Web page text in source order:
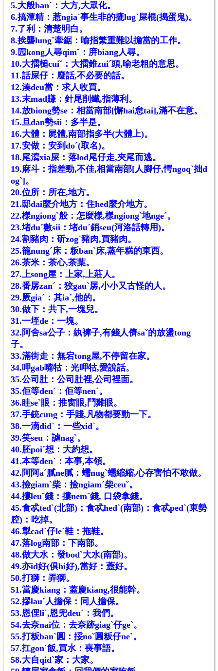
5.大般banˊ：大方,大眾化。
6.搞潭精：惹ngiaˋ事生非的摝lugˋ屎棍(搗蛋鬼)。
7.了利：清楚明白。
8.挨礱lungˇ牽鋸：喻指繁重難以擔當的工作。
9.囥kong人尋qimˇ： 庰biang人尋。
10.大擂槌cuiˇ：大擂錐zuiˊ頭,喻老粗的意思。
11.話屎仔：廢話,不必要的話。
12.湊deu當：求人收買。
13.末mad賺：針尾削鐵,指薄利。
14.放biong勢se：相當南部[懈hai怠tai],滿不在意。
15.旦dan勢sii：多半是。
16.大體：屍體,南部指多半(大體上)。
17.安做：安到doˊ(取名)。
18.尾瀉xia屎：落lod尾仔走,夾尾而逃。
19.麻斗：指差勁,不佳,相當南部[人腳仔,愕ngoqˋ拙d
ogˋ]。
20.位所：所在,地方。
21.邸dai麼介地方：住hed麼介地方。
22.樣ngiongˋ般：怎麼樣,樣ngiongˋ地ngeˊ。
23.堵duˊ數sii：堵duˊ銷seu(河洛話轉用)。
24.割豬肉：斫zogˋ豬肉,買豬肉。
25.籠nungˊ床：粄banˋ床,蒸年糕的東西。
26.茶米：茶心,茶葉。
27.上song屋：上家,上莊人。
28.番孱zanˊ：狡gauˋ孱,小小又古怪的人。
29.厥giaˊ：其iaˊ,他的。
30.做下：共下,一塊兒。
31.一垤de：一塊。
32.阿舍sa公子：紈褲子,有錢人儕saˇ的放盪tong
子。
33.滿街走：無宕tong屋,不停留在家。
34.呷gab嘴牯：光呷牯,愛說話。
35.公司肚：公司肚裡,公司裡面。
35.佢等denˊ：佢等nenˊ。
36.眭seˋ眼：推窗眼,鬥雞眼。
37.手銃cung：手賤,凡物都要動一下。
38.一滴didˋ：一些xidˋ。
39.笑seu：謔nagˋ。
40.胚poiˊ想：大約想。
41.本等denˋ：本事,本領。
42.阿阿aˊ膩ne膩：蠕nugˋ蠕縮縮,心存害怕不敢做。
43.撿giamˋ柴：撿ngiamˊ柴ceuˇ。
44.摟leuˇ錢：摟nemˇ錢, 口袋拿錢。
45.食忒tedˋ(北部)：食忒hedˋ(南部)：食忒pedˋ(東勢
腔)：吃掉。
46.掣cadˋ仔leˋ鞋：拖鞋。
47.落log南部：下南部。
48.做大水：發bodˋ大水(南部)。
49.亦id好(俱hi好),當好：蓋好。
50.打獅：弄獅。
51.當慶kiang：蓋慶kiang,很能幹。
52.摎lauˊ人擔保：同人擔保。
53.恩俚liˋ,恩兜deuˊ：我們。
54.去奈nai位：去奈跡giagˋ仔geˋ。
55.打粄banˋ圓：挼noˇ圓粄仔neˋ。
57.扛gonˊ飯,買水：喪事語。
58.大自qidˋ家：大家。